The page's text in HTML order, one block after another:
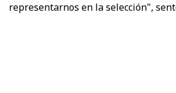
representarnos en la selección",